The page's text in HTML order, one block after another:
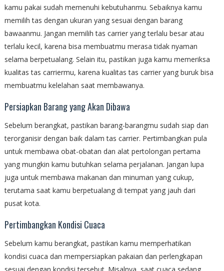
kamu pakai sudah memenuhi kebutuhanmu. Sebaiknya kamu
memilih tas dengan ukuran yang sesuai dengan barang
bawaanmu. Jangan memilih tas carrier yang terlalu besar atau
terlalu kecil, karena bisa membuatmu merasa tidak nyaman
selama berpetualang. Selain itu, pastikan juga kamu memeriksa
kualitas tas carriermu, karena kualitas tas carrier yang buruk bisa
membuatmu kelelahan saat membawanya.
Persiapkan Barang yang Akan Dibawa
Sebelum berangkat, pastikan barang-barangmu sudah siap dan
terorganisir dengan baik dalam tas carrier. Pertimbangkan pula
untuk membawa obat-obatan dan alat pertolongan pertama
yang mungkin kamu butuhkan selama perjalanan. Jangan lupa
juga untuk membawa makanan dan minuman yang cukup,
terutama saat kamu berpetualang di tempat yang jauh dari
pusat kota.
Pertimbangkan Kondisi Cuaca
Sebelum kamu berangkat, pastikan kamu memperhatikan
kondisi cuaca dan mempersiapkan pakaian dan perlengkapan